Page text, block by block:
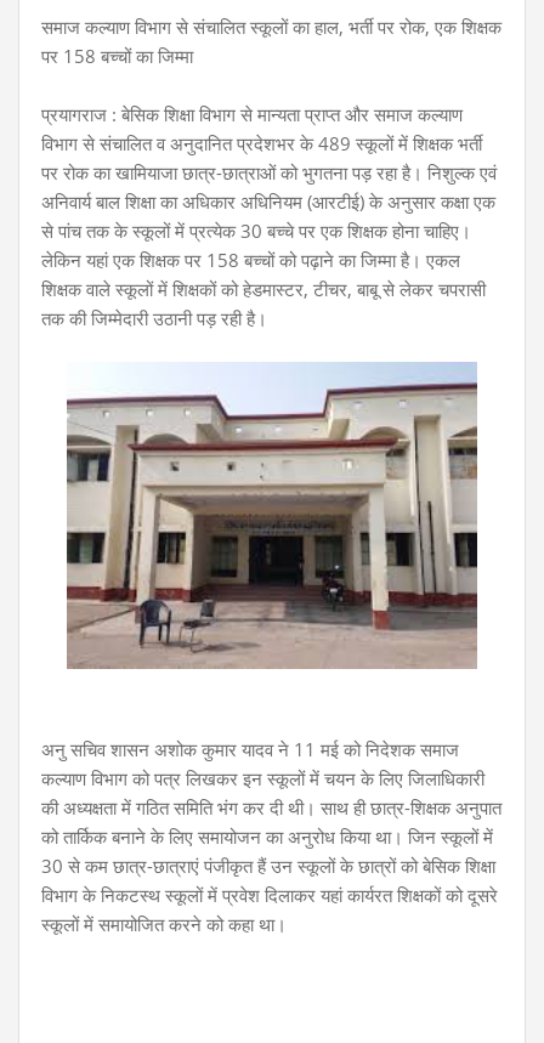
समाज कल्याण विभाग से संचालित स्कूलों का हाल, भर्ती पर रोक, एक शिक्षक
पर 158 बच्चों का जिम्मा
प्रयागराज : बेसिक शिक्षा विभाग से मान्यता प्राप्त और समाज कल्याण
विभाग से संचालित व अनुदानित प्रदेशभर के 489 स्कूलों में शिक्षक भर्ती
पर रोक का खामियाजा छात्र-छात्राओं को भुगतना पड़ रहा है। निशुल्क एवं
अनिवार्य बाल शिक्षा का अधिकार अधिनियम (आरटीई) के अनुसार कक्षा एक
से पांच तक के स्कूलों में प्रत्येक 30 बच्चे पर एक शिक्षक होना चाहिए।
लेकिन यहां एक शिक्षक पर 158 बच्चों को पढ़ाने का जिम्मा है। एकल
शिक्षक वाले स्कूलों में शिक्षकों को हेडमास्टर, टीचर, बाबू से लेकर चपरासी
तक की जिम्मेदारी उठानी पड़ रही है।
अनु सचिव शासन अशोक कुमार यादव ने 11 मई को निदेशक समाज
कल्याण विभाग को पत्र लिखकर इन स्कूलों में चयन के लिए जिलाधिकारी
की अध्यक्षता में गठित समिति भंग कर दी थी। साथ ही छात्र-शिक्षक अनुपात
को तार्किक बनाने के लिए समायोजन का अनुरोध किया था। जिन स्कूलों में
30 से कम छात्र-छात्राएं पंजीकृत हैं उन स्कूलों के छात्रों को बेसिक शिक्षा
विभाग के निकटस्थ स्कूलों में प्रवेश दिलाकर यहां कार्यरत शिक्षकों को दूसरे
स्कूलों में समायोजित करने को कहा था।